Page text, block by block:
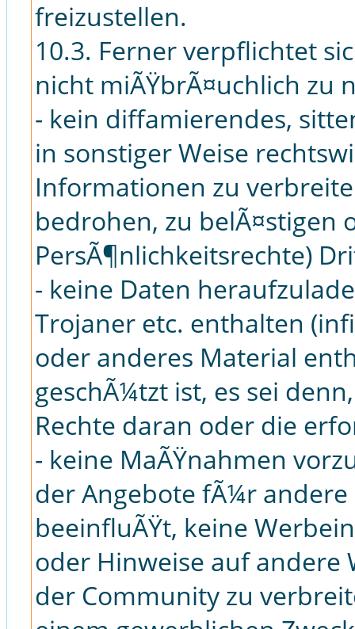
freizustellen.
10.3. Ferner verpflichtet
nicht miÃŸbrÃ¤uchlich zu
- kein diffamierendes,
in sonstiger Weise
Informationen zu
bedrohen, zu belÃ¤stigen
PersÃ¶nlichkeitsrechte)
- keine Daten
Trojaner etc. enthalten
oder anderes Material
geschÃ¼tzt ist, es sei
Rechte daran oder die
- keine MaÃŸnahmen
der Angebote fÃ¼r
beeinfluÃŸt, keine
oder Hinweise auf andere
der Community zu